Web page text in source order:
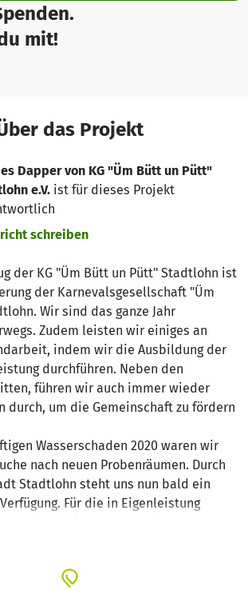
mit!
das Projekt
Dapper von KG "Üm Bütt un Pütt"
e.V. ist für dieses Projekt
schreiben
der KG "Üm Bütt un Pütt" Stadtlohn ist
der Karnevalsgesellschaft "Üm
Wir sind das ganze Jahr
Zudem leisten wir einiges an
indem wir die Ausbildung der
durchführen. Neben den
führen wir auch immer wieder
durch, um die Gemeinschaft zu fördern
Wasserschaden 2020 waren wir
nach neuen Probenräumen. Durch
Stadtlohn steht uns nun bald ein
Für die in Eigenleistung
sind wir auf Spenden